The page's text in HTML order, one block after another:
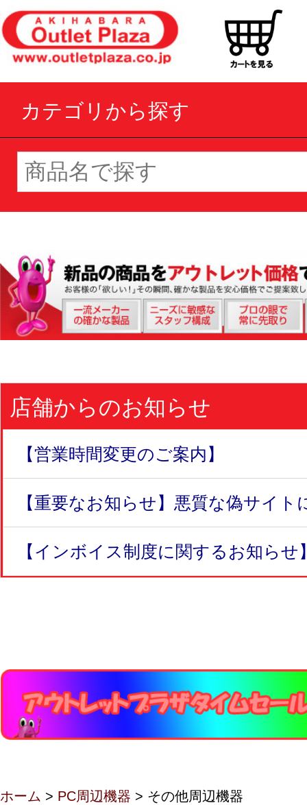
カテゴリから探す
店舗からのお知らせ
【営業時間変更のご案内】
【重要なお知らせ】悪質な偽サイト
【インボイス制度に関するお知らせ
ホーム > PC周辺機器 > その他周辺機器